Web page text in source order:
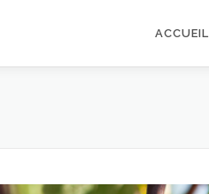
ACCUEIL